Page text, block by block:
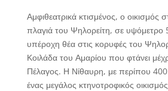
Αμφιθεατρικά κτισμένος, ο οικισμός
πλαγιά του Ψηλορείτη, σε υψόμετρο
υπέροχη θέα στις κορυφές του
Κοιλάδα του Αμαρίου που φτάνει
Πέλαγος. Η Νίθαυρη, με περίπου 400
ένας μεγάλος κτηνοτροφικός